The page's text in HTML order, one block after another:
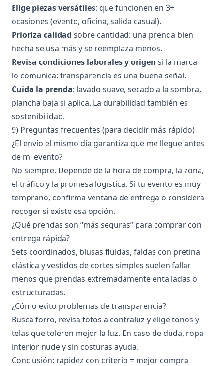
Elige piezas versátiles: que funcionen en 3+
ocasiones (evento, oficina, salida casual).
Prioriza calidad sobre cantidad: una prenda bien
hecha se usa más y se reemplaza menos.
Revisa condiciones laborales y origen si la marca
lo comunica: transparencia es una buena señal.
Cuida la prenda: lavado suave, secado a la sombra,
plancha baja si aplica. La durabilidad también es
sostenibilidad.
9) Preguntas frecuentes (para decidir más rápido)
¿El envío el mismo día garantiza que me llegue antes
de mi evento?
No siempre. Depende de la hora de compra, la zona,
el tráfico y la promesa logística. Si tu evento es muy
temprano, confirma ventana de entrega o considera
recoger si existe esa opción.
¿Qué prendas son “más seguras” para comprar con
entrega rápida?
Sets coordinados, blusas fluidas, faldas con pretina
elástica y vestidos de cortes simples suelen fallar
menos que prendas extremadamente entalladas o
estructuradas.
¿Cómo evito problemas de transparencia?
Busca forro, revisa fotos a contraluz y elige tonos y
telas que toleren mejor la luz. En caso de duda, ropa
interior nude y sin costuras ayuda.
Conclusión: rapidez con criterio = mejor compra